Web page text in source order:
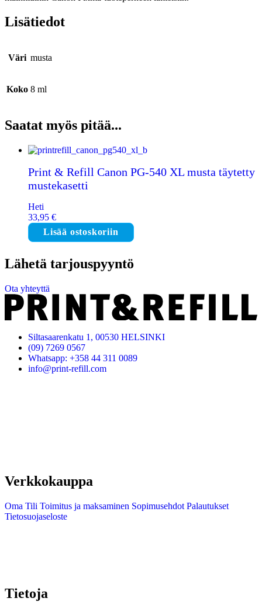
Lisätiedot
Väri musta
Koko 8 ml
Saatat myös pitää...
Print & Refill Canon PG-540 XL musta täytetty
mustekasetti
Heti
33,95 €
Lisää ostoskoriin
Lähetä tarjouspyyntö
Ota yhteyttä
Siltasaarenkatu 1, 00530 HELSINKI
(09) 7269 0567
Whatsapp: +358 44 311 0089
info@print-refill.com
Verkkokauppa
Oma Tili Toimitus ja maksaminen Sopimusehdot Palautukset
Tietosuojaseloste
Tietoja